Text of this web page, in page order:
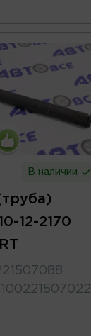
В наличии
12-2170